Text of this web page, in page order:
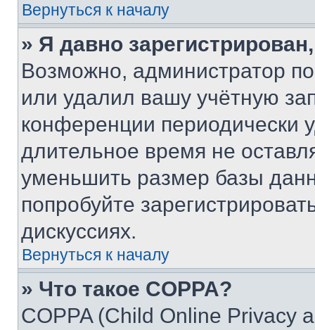
Вернуться к началу
» Я давно
Возможно, администратор
или удалил вашу учётную
конференции периодически
длительное время не
уменьшить размер базы
попробуйте
дискуссиях.
Вернуться к началу
» Что такое COPPA?
COPPA (Child Online Privacy